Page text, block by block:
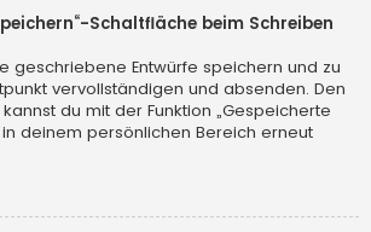
Schaltfläche beim Schreiben
geschriebene Entwürfe speichern und zu
vervollständigen und absenden. Den
du mit der Funktion „Gespeicherte
in deinem persönlichen Bereich erneut